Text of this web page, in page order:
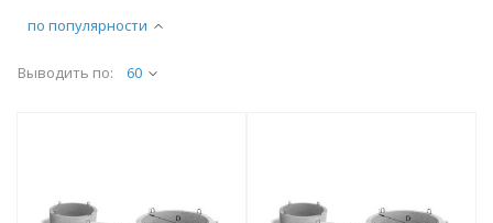
по популярности
Выводить по: 60